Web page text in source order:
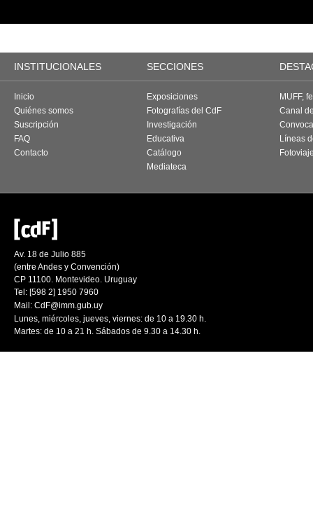
INSTITUCIONALES SECCIONES
Inicio
Quiénes somos
Suscripción
FAQ
Contacto
Exposiciones
Fotografías del CdF
Investigación
Educativa
Catálogo
Mediateca
MUFF,
Canal
Líneas
Av. 18 de Julio 885
(entre Andes y Convención)
CP 11100. Montevideo. Uruguay
Tel: [598 2] 1950 7960
Mail: CdF@imm.gub.uy
Lunes, miércoles, jueves, viernes: de 10 a 19.30 h.
Martes: de 10 a 21 h. Sábados de 9.30 a 14.30 h.